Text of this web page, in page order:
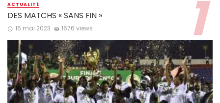
ACTUALITÉ
DES MATCHS « SANS FIN »
16 mai 2023 1676 views